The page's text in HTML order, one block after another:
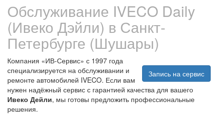
Обслуживание IVECO Daily
(Ивеко Дэйли) в Санкт-
Петербурге (Шушары)
Запись на сервис
Компания «ИВ‑Сервис» с 1997 года
специализируется на обслуживании и
ремонте автомобилей IVECO. Если вам
нужен надёжный сервис с гарантией качества для вашего
Ивеко Дейли, мы готовы предложить профессиональные
решения.